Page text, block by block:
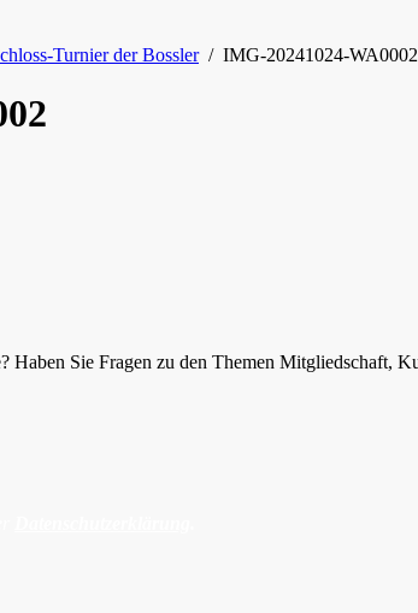
Turnier der Bossler/ IMG-20241024-WA0002
Haben Sie Fragen zu den Themen Mitgliedschaft,